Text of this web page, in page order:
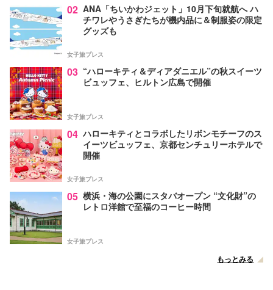
02 ANA「ちいかわジェット」10月下旬就航へ ハ
チワレやうさぎたちが機内品に＆制服姿の限定
グッズも
女子旅プレス
03 “ハローキティ＆ディアダニエル”の秋スイーツ
ビュッフェ、ヒルトン広島で開催
女子旅プレス
04 ハローキティとコラボしたリボンモチーフのス
イーツビュッフェ、京都センチュリーホテルで
開催
女子旅プレス
05 横浜・海の公園にスタバオープン “文化財”の
レトロ洋館で至福のコーヒー時間
女子旅プレス
もっとみる